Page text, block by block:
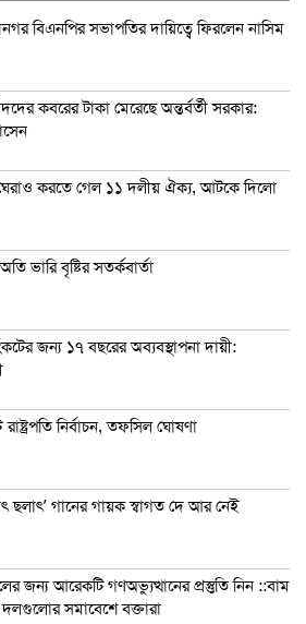
বিএনপির সভাপতির দায়িত্বে ফিরলেন নাসিম
কবরের টাকা মেরেছে অন্তর্বর্তী সরকার:
করতে গেল ১১ দলীয় ঐক্য, আটকে দিলো
ভারি বৃষ্টির সতর্কবার্তা
জন্য ১৭ বছরের অব্যবস্থাপনা দায়ী:
নির্বাচন, তফসিল ঘোষণা
ছলাৎ’ গানের গায়ক স্বাগত দে আর নেই
জন্য আরেকটি গণঅভ্যুত্থানের প্রস্তুতি নিন ::বাম
দলগুলোর সমাবেশে বক্তারা